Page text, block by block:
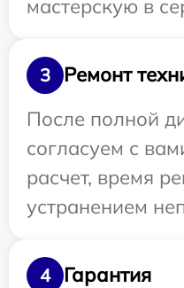
мастерскую в
3
Ремонт
После полной
согласуем с
расчет, время
устранением
4
Гарантия